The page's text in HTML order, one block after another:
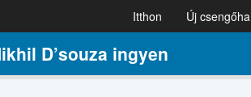
Itthon Új
D’souza ingyen